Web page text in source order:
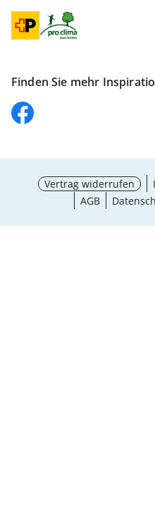
Finden Sie mehr
Vertrag widerrufen
AGB